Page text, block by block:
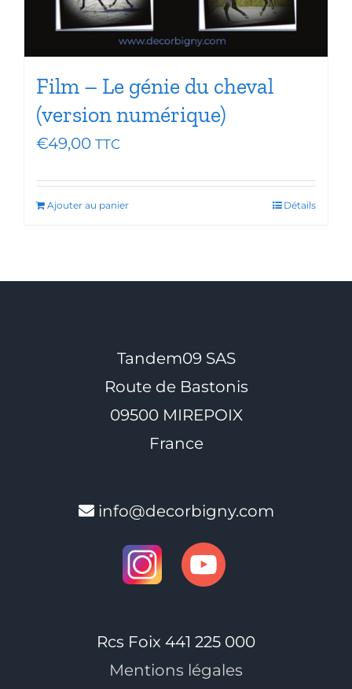
Film – Le génie du cheval
(version numérique)
€49,00 TTC
Ajouter au panier Détails
Tandem09 SAS
Route de Bastonis
09500 MIREPOIX
France
info@decorbigny.com
Rcs Foix 441 225 000
Mentions légales